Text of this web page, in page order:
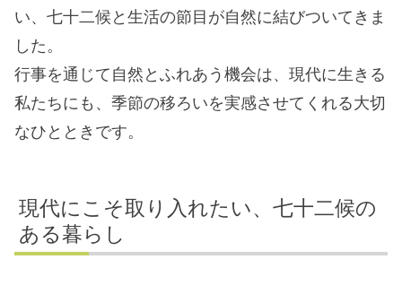
い、七十二候と生活の節目が自然に結びついてきま
した。
行事を通じて自然とふれあう機会は、現代に生きる
私たちにも、季節の移ろいを実感させてくれる大切
なひとときです。
現代にこそ取り入れたい、七十二候の
ある暮らし